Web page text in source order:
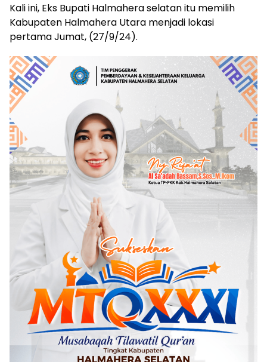
Kali ini, Eks Bupati Halmahera selatan itu memilih
Kabupaten Halmahera Utara menjadi lokasi
pertama Jumat, (27/9/24).